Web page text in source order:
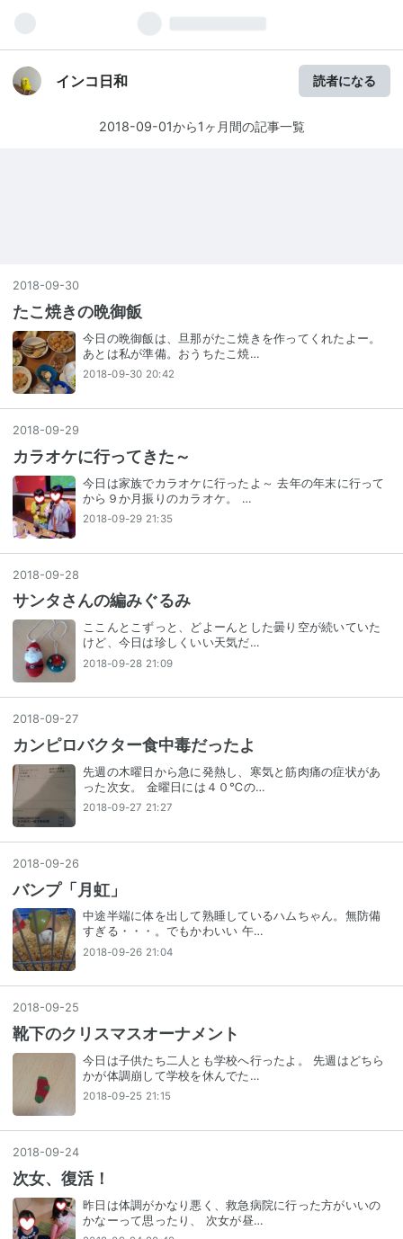
インコ日和 読者になる
2018-09-01から1ヶ月間の記事一覧
2018-09-30
たこ焼きの晩御飯
今日の晩御飯は、旦那がたこ焼きを作ってくれたよー。
あとは私が準備。おうちたこ焼…
2018-09-30 20:42
2018-09-29
カラオケに行ってきた～
今日は家族でカラオケに行ったよ～ 去年の年末に行って
から９か月振りのカラオケ。 …
2018-09-29 21:35
2018-09-28
サンタさんの編みぐるみ
ここんとこずっと、どよーんとした曇り空が続いていた
けど、今日は珍しくいい天気だ…
2018-09-28 21:09
2018-09-27
カンピロバクター食中毒だったよ
先週の木曜日から急に発熱し、寒気と筋肉痛の症状があ
った次女。 金曜日には４０℃の…
2018-09-27 21:27
2018-09-26
バンプ「月虹」
中途半端に体を出して熟睡しているハムちゃん。無防備
すぎる・・・。でもかわいい 午…
2018-09-26 21:04
2018-09-25
靴下のクリスマスオーナメント
今日は子供たち二人とも学校へ行ったよ。 先週はどちら
かが体調崩して学校を休んでた…
2018-09-25 21:15
2018-09-24
次女、復活！
昨日は体調がかなり悪く、救急病院に行った方がいいの
かなーって思ったり、 次女が昼…